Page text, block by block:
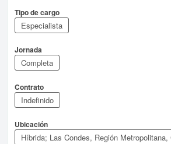
Tipo de cargo
Especialista
Jornada
Completa
Contrato
Indefinido
Ubicación
Híbrida; Las Condes, Región Metropolitana,